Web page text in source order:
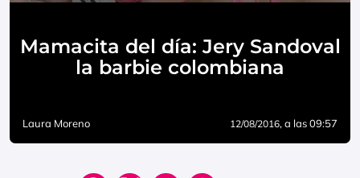
Mamacita del día: Jery Sandoval
la barbie colombiana
Laura Moreno 12/08/2016, a las 09:57